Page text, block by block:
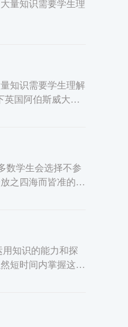
量知识需要学生理
知识需要学生理解
英国阿伯斯威大学
数学生会选择不参
之四海而皆准的指
知识的能力和探
短时间内掌握这些